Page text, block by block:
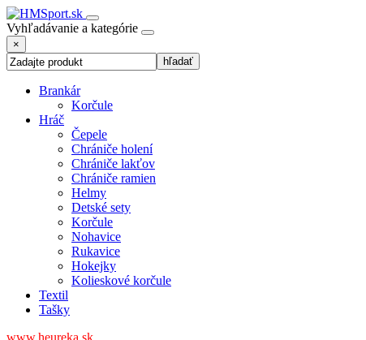
Vyhľadávanie a kategórie
×
Brankár
Korčule
Hráč
Čepele
Chrániče holení
Chrániče lakťov
Chrániče ramien
Helmy
Detské sety
Korčule
Nohavice
Rukavice
Hokejky
Kolieskové korčule
Textil
Tašky